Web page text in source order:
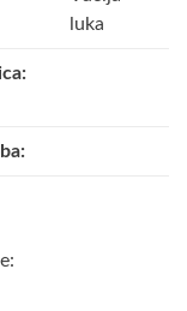
luka